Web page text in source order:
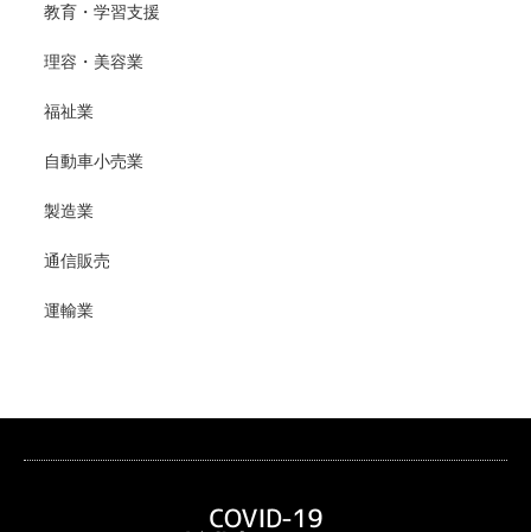
教育・学習支援
理容・美容業
福祉業
自動車小売業
製造業
通信販売
運輸業